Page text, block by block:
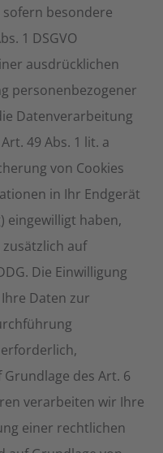
sofern besondere
1 DSGVO
ausdrücklichen
personenbezogener
Datenverarbeitung
49 Abs. 1 lit. a
von Cookies
in Ihr Endgerät
eingewilligt haben,
auf
Die Einwilligung
Daten zur
des Art. 6
verarbeiten wir Ihre
einer rechtlichen